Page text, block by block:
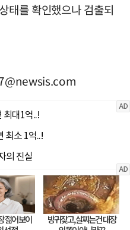
태를 확인했으나 검출되